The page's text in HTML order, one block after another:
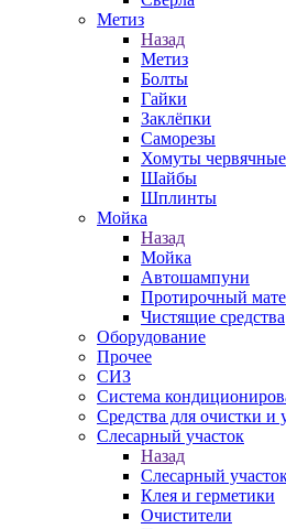
Метиз
Назад
Метиз
Болты
Гайки
Заклёпки
Саморезы
Хомуты червячные
Шайбы
Шплинты
Мойка
Назад
Мойка
Автошампуни
Протирочный
Чистящие средства
Оборудование
Прочее
СИЗ
Система
Средства для очистки и
Слесарный участок
Назад
Слесарный
Клея и герметики
Очистители